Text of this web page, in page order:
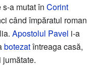
a mutat în Corint
când împăratul roman
Apostolul Pavel i-a
botezatîntreaga casă,